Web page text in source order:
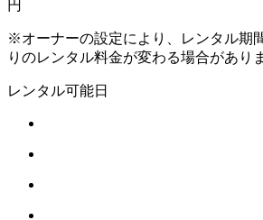
円
※オーナーの設定により、レンタル期
りのレンタル料金が変わる場合があり
レンタル可能日